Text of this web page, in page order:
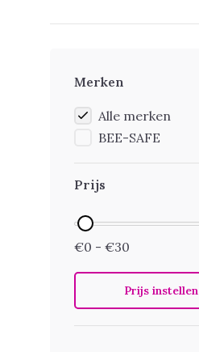
Merken
Alle merken
BEE-SAFE
Prijs
€0 - €30
Prijs instellen